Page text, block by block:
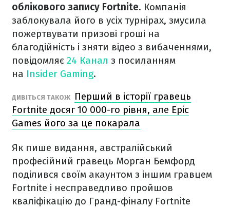
облікового запису Fortnite. Компанія
заблокувала його в усіх турнірах, змусила
пожертвувати призові гроші на
благодійність і зняти відео з вибаченнями,
повідомляє 24 Канал з посиланням
на Insider Gaming.
ДИВІТЬСЯ ТАКОЖ
Перший в історії гравець
Fortnite досяг 10 000-го рівня, але Epic
Games його за це покарала
Як пише видання, австралійський
професійний гравець Морган Бемфорд
поділився своїм акаунтом з іншим гравцем
Fortnite і несправедливо пройшов
кваліфікацію до Гранд-фіналу Fortnite